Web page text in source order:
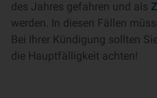
des Jahres gefahren und als
werden. In diesen Fällen
Bei Ihrer Kündigung sollten
die Hauptfälligkeit achten!